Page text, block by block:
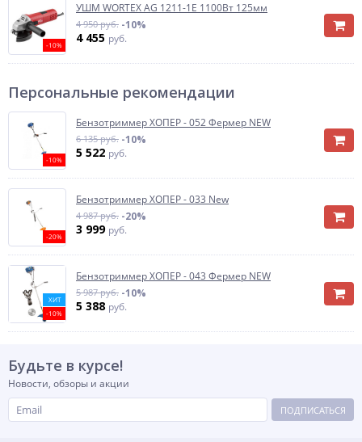
-10%
УШМ WORTEX AG 1211-1E 1100Вт 125мм
4 950 руб. -10%
4 455 руб.
Персональные рекомендации
-10%
Бензотриммер ХОПЕР - 052 Фермер NEW
6 135 руб. -10%
5 522 руб.
-20%
Бензотриммер ХОПЕР - 033 New
4 987 руб. -20%
3 999 руб.
ХИТ
-10%
Бензотриммер ХОПЕР - 043 Фермер NEW
5 987 руб. -10%
5 388 руб.
Будьте в курсе!
Новости, обзоры и акции
ПОДПИСАТЬСЯ